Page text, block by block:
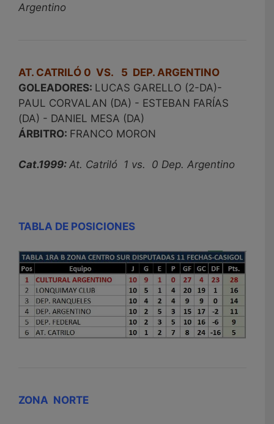
Argentino
AT. CATRILÓ 0 VS. 5 DEP. ARGENTINO
GOLEADORES: LUCAS GARELLO (2-DA)-
PAUL CORVALAN (DA) - ESTEBAN FARÍAS
(DA) - DANIEL MESA (DA)
ÁRBITRO: FRANCO MORON
Cat.1999: At. Catriló 1 vs. 0 Dep. Argentino
TABLA DE POSICIONES
ZONA NORTE